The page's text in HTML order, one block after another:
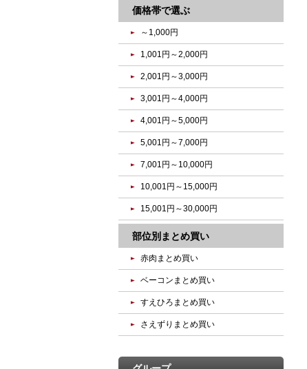
価格帯で選ぶ
～1,000円
1,001円～2,000円
2,001円～3,000円
3,001円～4,000円
4,001円～5,000円
5,001円～7,000円
7,001円～10,000円
10,001円～15,000円
15,001円～30,000円
部位別まとめ買い
赤肉まとめ買い
ベーコンまとめ買い
すえひろまとめ買い
さえずりまとめ買い